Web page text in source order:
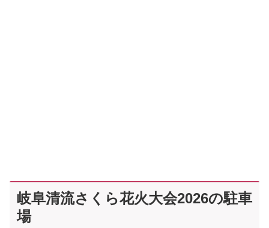
岐阜清流さくら花火大会2026の駐車
場